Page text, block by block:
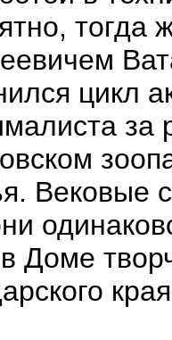
цикл
Вековые
Доме